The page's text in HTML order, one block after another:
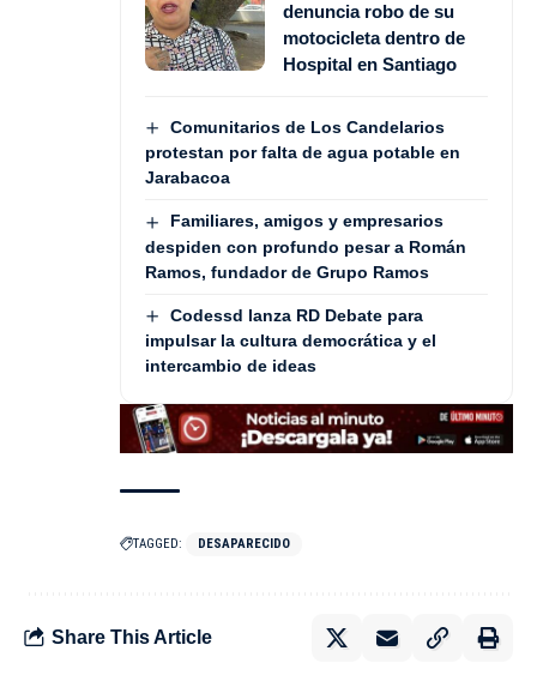
denuncia robo de su
motocicleta dentro de
Hospital en Santiago
Comunitarios de Los Candelarios
protestan por falta de agua potable en
Jarabacoa
Familiares, amigos y empresarios
despiden con profundo pesar a Román
Ramos, fundador de Grupo Ramos
Codessd lanza RD Debate para
impulsar la cultura democrática y el
intercambio de ideas
TAGGED: DESAPARECIDO
Share This Article